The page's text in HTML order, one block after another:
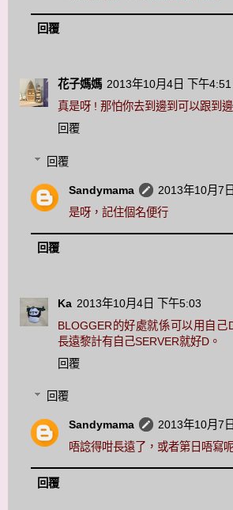
回覆
花子媽媽 2013年10月4日 下午4:51
真是呀 ! 那怕你去到邊到可以跟到邊..
回覆
回覆
Sandymama
2013年10月7
是呀，記住個名便行
回覆
Ka 2013年10月4日 下午5:03
BLOGGER的好處就係可以用自己
長遠黎計有自己SERVER就好D。
回覆
回覆
Sandymama
2013年10月7
唔諗得咁長遠了，或者第日唔寫
回覆